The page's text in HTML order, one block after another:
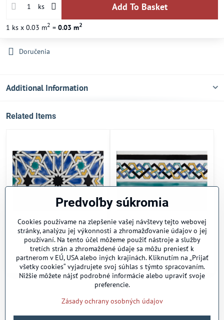
ks Add To Basket
1 ks x 0.03 m2 = 0.03 m2
Doručenia
Additional Information
Related Items
Sevilla
In stock
9,90 €
165 €/ m 2
Sevilla f.
To order
9,90 €
165 €/ m2
Predvoľby súkromia
Cookies používame na zlepšenie vašej návštevy tejto webovej
stránky, analýzu jej výkonnosti a zhromažďovanie údajov o jej
používaní. Na tento účel môžeme použiť nástroje a služby
tretích strán a zhromaždené údaje sa môžu preniesť k
partnerom v EÚ, USA alebo iných krajinách. Kliknutím na „Prijať
všetky cookies“ vyjadrujete svoj súhlas s týmto spracovaním.
Nižšie môžete nájsť podrobné informácie alebo upraviť svoje
preferencie.
Zásady ochrany osobných údajov